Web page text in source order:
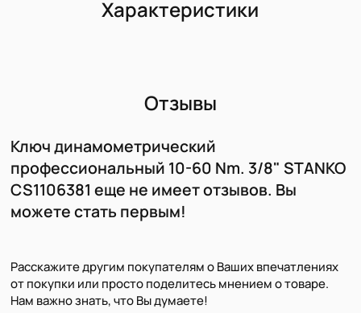
Характеристики
Отзывы
Ключ динамометрический
профессиональный 10-60 Nm. 3/8" STANKO
CS1106381 еще не имеет отзывов. Вы
можете стать первым!
Расскажите другим покупателям о Ваших впечатлениях
от покупки или просто поделитесь мнением о товаре.
Нам важно знать, что Вы думаете!